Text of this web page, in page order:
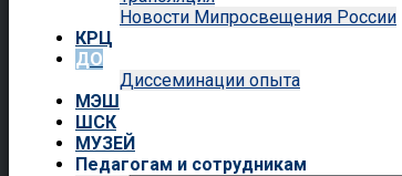
Новости Мипросвещения России
КРЦ
ДО
Диссеминации опыта
МЭШ
ШСК
МУЗЕЙ
Педагогам и сотрудникам